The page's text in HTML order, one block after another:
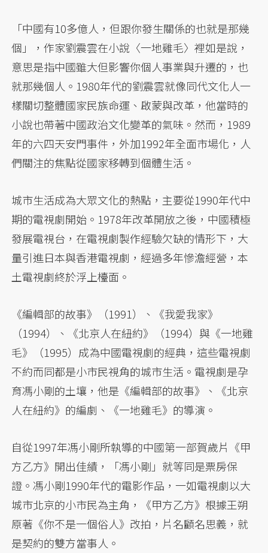
「中國有10多億人，但跟你發生關係的也就是那幾
個」，作家劉震雲在小說〈一地雞毛〉裡如是說，
意思是指中國雖大但影響你個人事業與升遷的，也
就那幾個人。1980年代的劉震雲就像同代文化人一
樣關切整體國家民族命運、啟蒙與改革，他當時的
小說也帶著中國政治文化變革的氣味。然而，1989
年的六四天安門事件，外加1992年全面市場化，人
們關注的焦點從國家移轉到個體生活。
城市生活成為大眾文化的熱點，主要從1990年代中
期的電視劇開始。1978年改革開放之後，中國積極
發展電視台，在電視劇製作經驗欠缺的情形下，大
量引進日本與香港電視劇，經過多年慘澹經營，本
土電視劇終於浮上檯面。
《編輯部的故事》（1991）、《我愛我家》
（1994）、《北京人在紐約》（1994）與《一地雞
毛》（1995）成為中國電視劇的經典，這些電視劇
不約而同都是小市民視角的城市生活。電視劇是孕
育馮小剛的土壤，他是《編輯部的故事》、《北京
人在紐約》的編劇、《一地雞毛》的導演。
自從1997年馮小剛所執導的中國第一部賀歲片《甲
方乙方》開出佳績，「馮小剛」就等同是票房保
證。馮小剛1990年代的電影作品，一如電視劇以大
城市北京的小市民為主角，《甲方乙方》根據王朔
原著《你不是一個俗人》改拍，片名顧名思義，就
是契約的雙方當事人。